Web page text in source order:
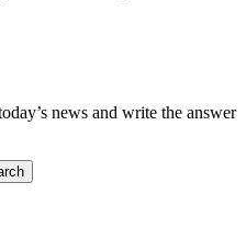
news and write the answer